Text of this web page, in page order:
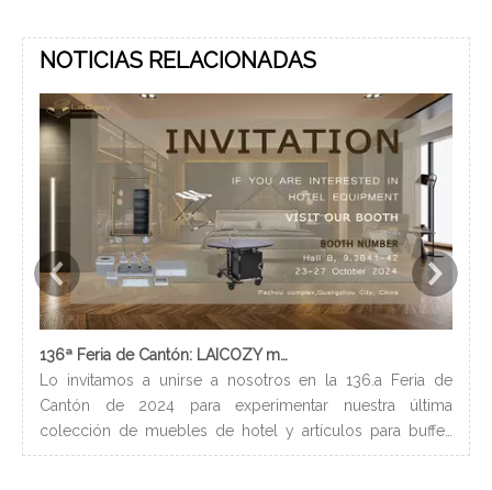
NOTICIAS RELACIONADAS
136ª Feria de Cantón: LAICOZY muestra el futuro de los muebles de hotel y los artículos de buffet
Lo invitamos a unirse a nosotros en la 136.a Feria de
Cantón de 2024 para experimentar nuestra última
colección de muebles de hotel y artículos para buffet.
Esperamos conectarnos con profesionales de la industria,